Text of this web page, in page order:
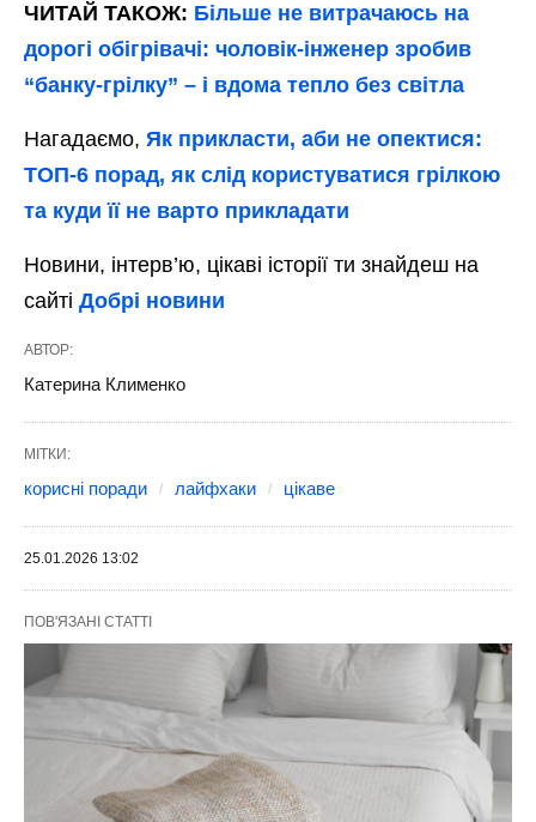
ЧИТАЙ ТАКОЖ: Більше не витрачаюсь на
дорогі обігрівачі: чоловік-інженер зробив
“банку-грілку” – і вдома тепло без світла
Нагадаємо, Як прикласти, аби не опектися:
ТОП-6 порад, як слід користуватися грілкою
та куди її не варто прикладати
Новини, інтерв’ю, цікаві історії ти знайдеш на
сайті Добрі новини
АВТОР:
Катерина Клименко
МІТКИ:
корисні поради лайфхаки цікаве
25.01.2026 13:02
ПОВ'ЯЗАНІ СТАТТІ